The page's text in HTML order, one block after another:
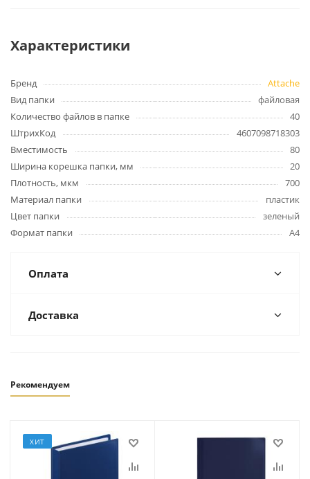
Характеристики
Бренд
Attache
Вид папки
файловая
Количество файлов в папке
40
ШтрихКод
4607098718303
Вместимость
80
Ширина корешка папки, мм
20
Плотность, мкм
700
Материал папки
пластик
Цвет папки
зеленый
Формат папки
А4
Оплата
Доставка
Рекомендуем
ХИТ